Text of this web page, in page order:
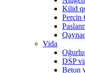
Kilid
Perçin
Vida
DSP
Beton